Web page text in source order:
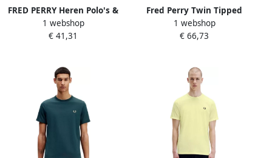
FRED PERRY Heren Polo's &
T-shirts Ringer T-shirt
Gebroken Wit
1 webshop
€ 41,31
Fred Perry Twin Tipped
Short Sleeve Polo Shirt
Heren Grey- Heren Grey
1 webshop
€ 66,73